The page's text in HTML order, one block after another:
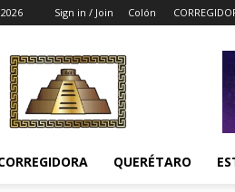
Sign in / Join Colón
Noticias
del
Pueblito
QUERÉTARO